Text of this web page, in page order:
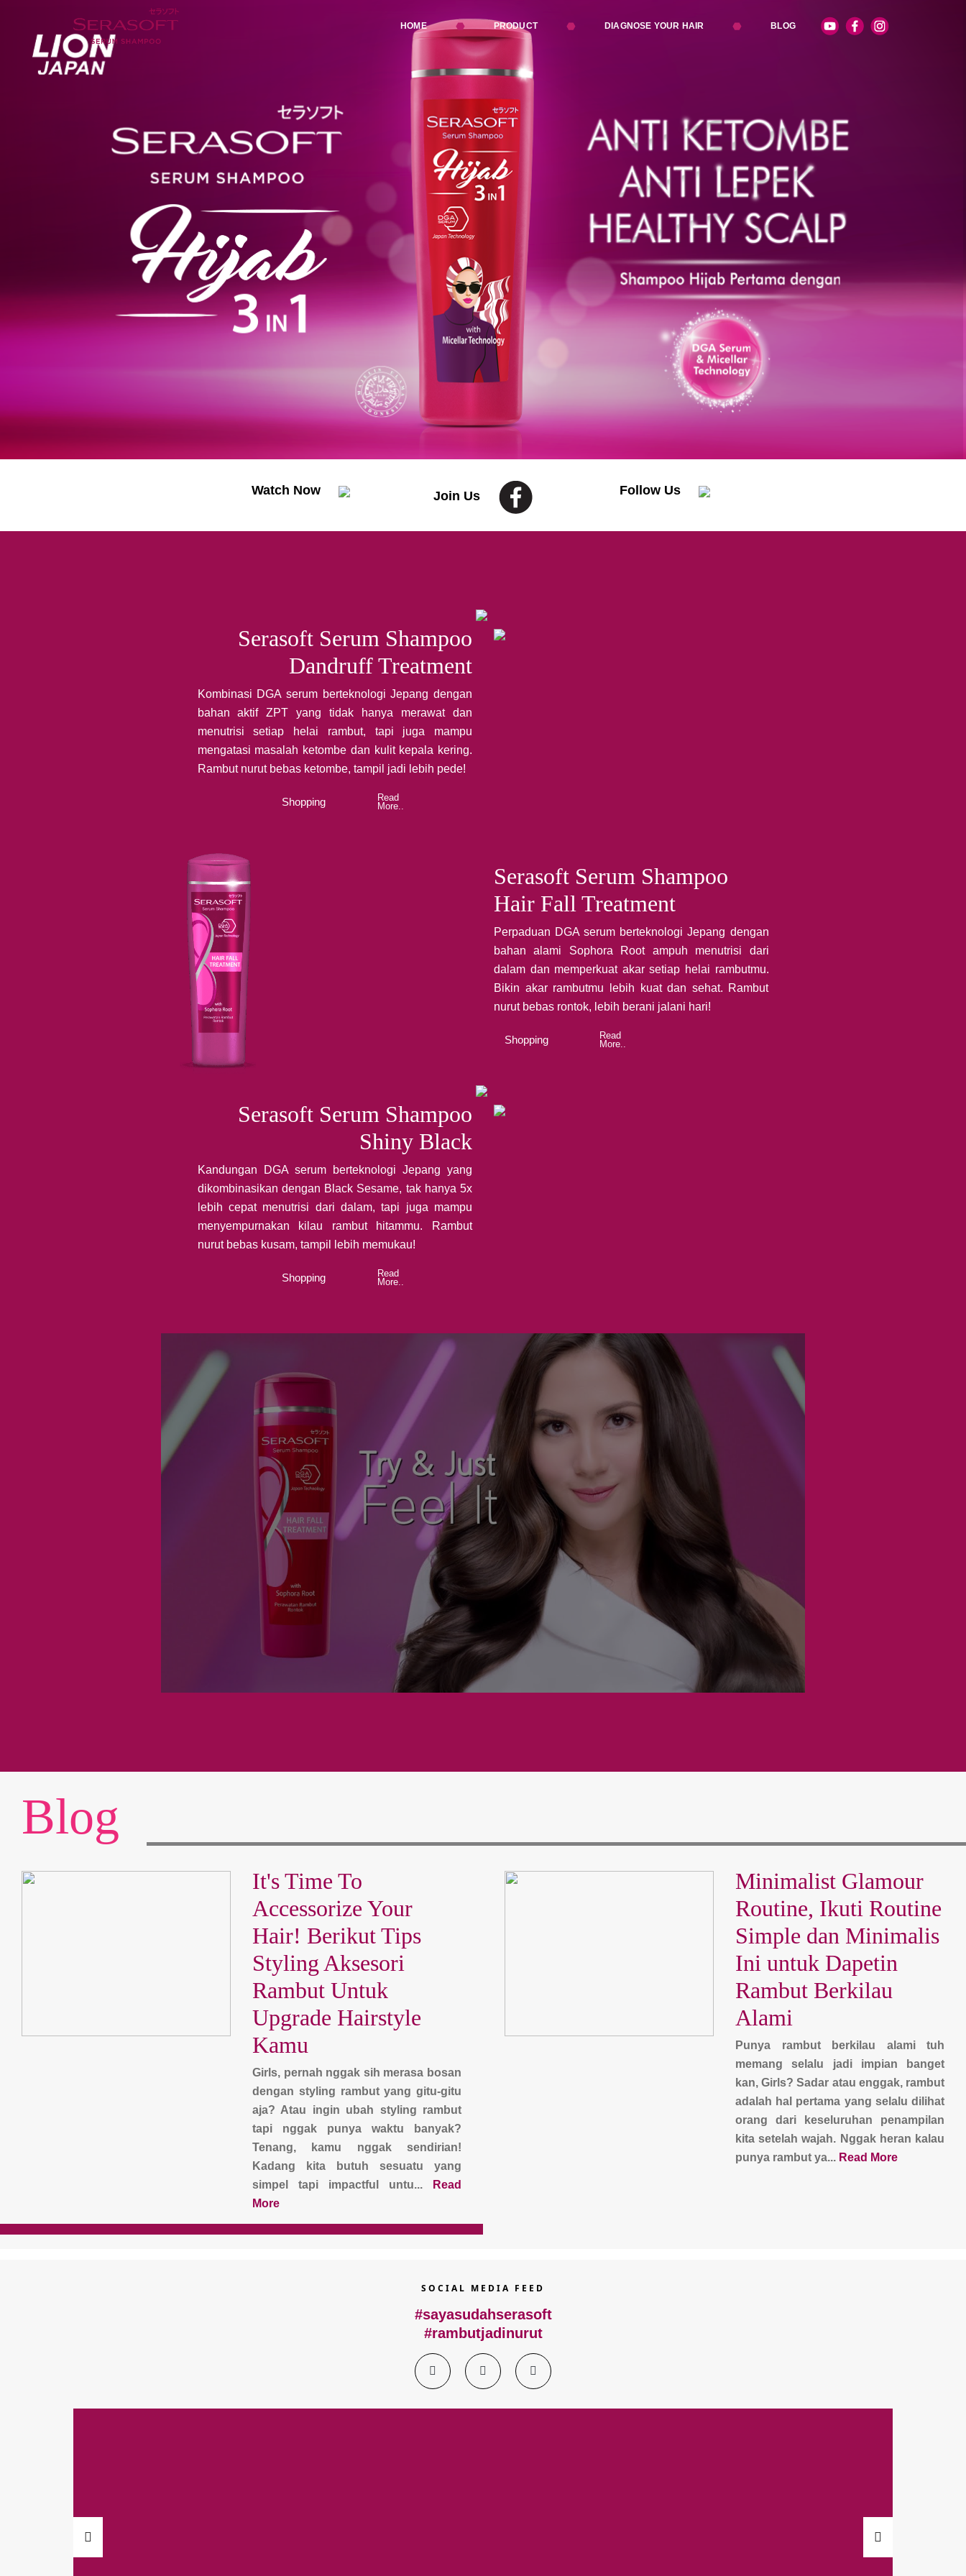
HOME PRODUCT DIAGNOSE YOUR HAIR BLOG
Watch Now Join Us Follow Us
Serasoft Serum Shampoo
Dandruff Treatment
Kombinasi DGA serum berteknologi Jepang dengan
bahan aktif ZPT yang tidak hanya merawat dan
menutrisi setiap helai rambut, tapi juga mampu
mengatasi masalah ketombe dan kulit kepala kering.
Rambut nurut bebas ketombe, tampil jadi lebih pede!
Shopping
Read
More..
Serasoft Serum Shampoo
Hair Fall Treatment
Perpaduan DGA serum berteknologi Jepang dengan
bahan alami Sophora Root ampuh menutrisi dari
dalam dan memperkuat akar setiap helai rambutmu.
Bikin akar rambutmu lebih kuat dan sehat. Rambut
nurut bebas rontok, lebih berani jalani hari!
Shopping
Read
More..
Serasoft Serum Shampoo
Shiny Black
Kandungan DGA serum berteknologi Jepang yang
dikombinasikan dengan Black Sesame, tak hanya 5x
lebih cepat menutrisi dari dalam, tapi juga mampu
menyempurnakan kilau rambut hitammu. Rambut
nurut bebas kusam, tampil lebih memukau!
Shopping
Read
More..
Blog
It's Time To
Accessorize Your
Hair! Berikut Tips
Styling Aksesori
Rambut Untuk
Upgrade Hairstyle
Kamu
Girls, pernah nggak sih merasa bosan
dengan styling rambut yang gitu-gitu
aja? Atau ingin ubah styling rambut
tapi nggak punya waktu banyak?
Tenang, kamu nggak sendirian!
Kadang kita butuh sesuatu yang
simpel tapi impactful untu...
Read
More
Minimalist Glamour
Routine, Ikuti Routine
Simple dan Minimalis
Ini untuk Dapetin
Rambut Berkilau
Alami
Punya rambut berkilau alami tuh
memang selalu jadi impian banget
kan, Girls? Sadar atau enggak, rambut
adalah hal pertama yang selalu dilihat
orang dari keseluruhan penampilan
kita setelah wajah. Nggak heran kalau
punya rambut ya... Read More
SOCIAL MEDIA FEED
#sayasudahserasoft
#rambutjadinurut